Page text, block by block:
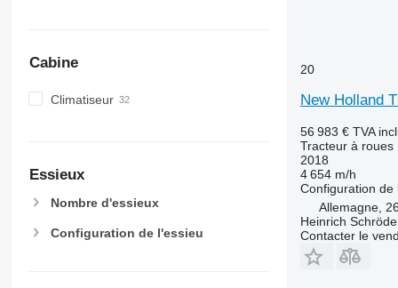
Cabine
Climatiseur
Essieux
Nombre d'essieux
Configuration de l'essieu
20
New Holland
56 983 € TVA
Tracteur à roues
2018
4 654 m/h
Configuration de
Allemagne,
Heinrich
Contacter le